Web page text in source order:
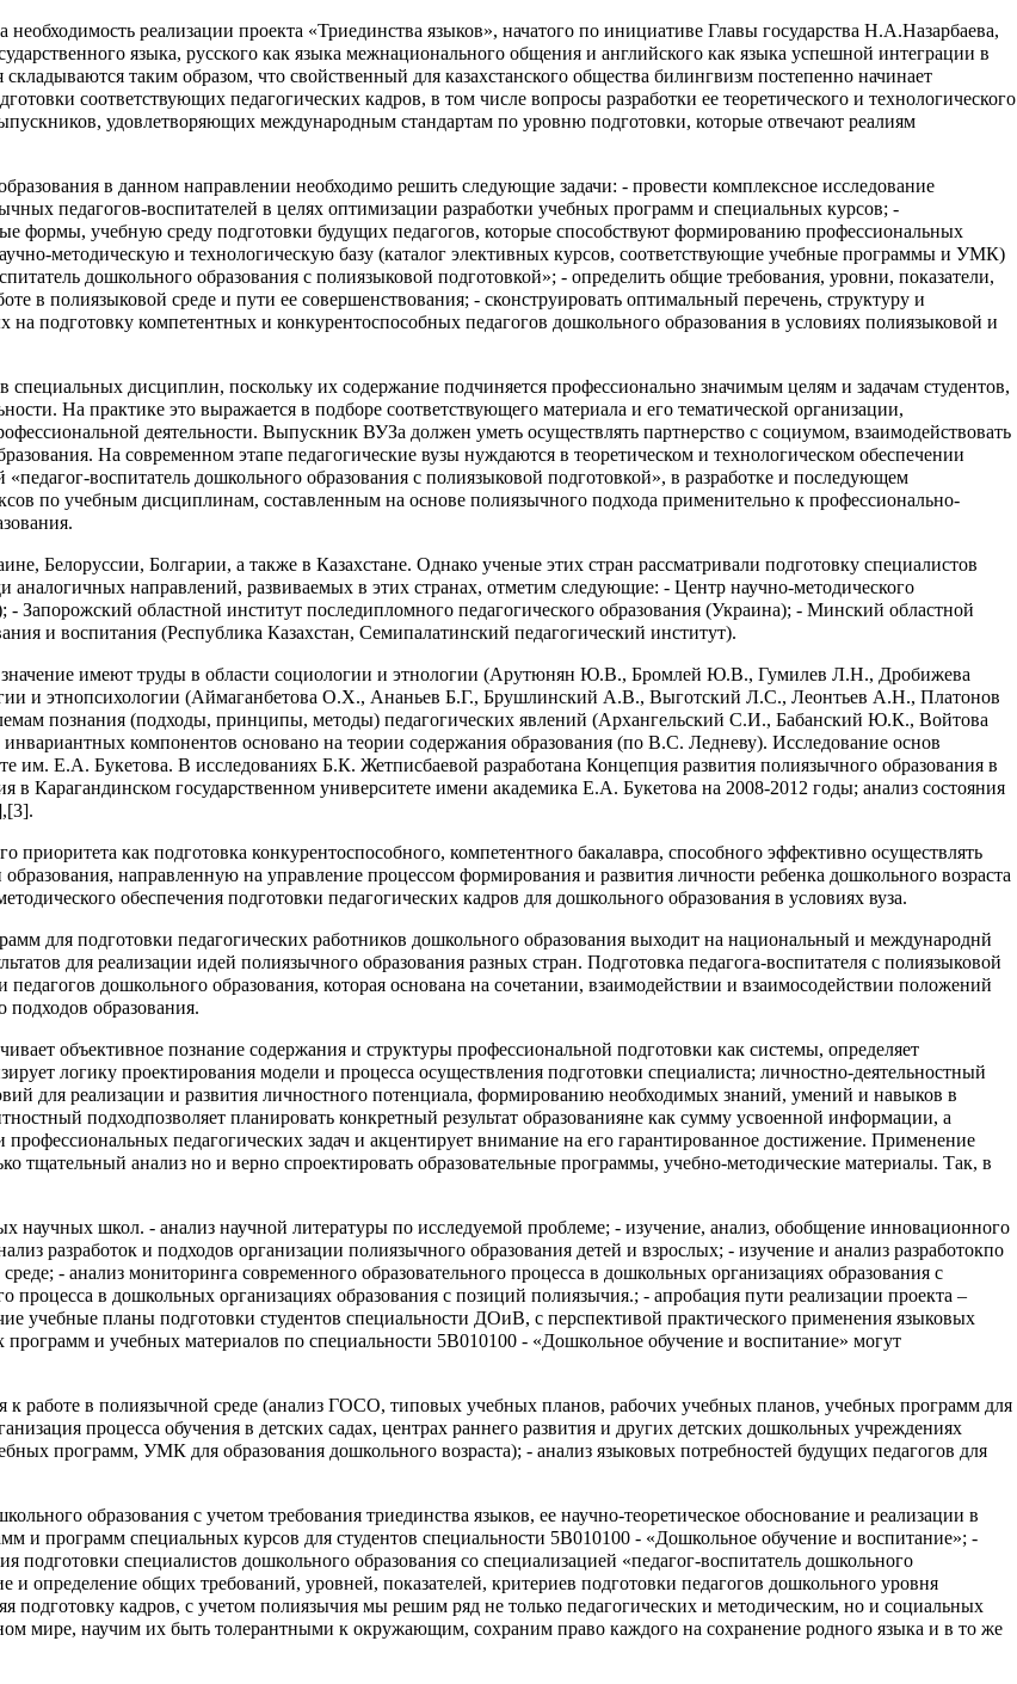
реализации проекта «Триединства языков», начатого по инициативе Главы государства Н.А.Назарбаева,
языка, русского как языка межнационального общения и английского как языка успешной интеграции в
таким образом, что свойственный для казахстанского общества билингвизм постепенно начинает
соответствующих педагогических кадров, в том числе вопросы разработки ее теоретического и технологического
удовлетворяющих международным стандартам по уровню подготовки, которые отвечают реалиям
в данном направлении необходимо решить следующие задачи: - провести комплексное исследование
педагогов-воспитателей в целях оптимизации разработки учебных программ и специальных курсов; -
формы, учебную среду подготовки будущих педагогов, которые способствуют формированию профессиональных
методическую и технологическую базу (каталог элективных курсов, соответствующие учебные программы и УМК)
дошкольного образования с полиязыковой подготовкой»; - определить общие требования, уровни, показатели,
в полиязыковой среде и пути ее совершенствования; - сконструировать оптимальный перечень, структуру и
подготовку компетентных и конкурентоспособных педагогов дошкольного образования в условиях полиязыковой и
специальных дисциплин, поскольку их содержание подчиняется профессионально значимым целям и задачам студентов,
На практике это выражается в подборе соответствующего материала и его тематической организации,
деятельности. Выпускник ВУЗа должен уметь осуществлять партнерство с социумом, взаимодействовать
На современном этапе педагогические вузы нуждаются в теоретическом и технологическом обеспечении
воспитатель дошкольного образования с полиязыковой подготовкой», в разработке и последующем
по учебным дисциплинам, составленным на основе полиязычного подхода применительно к профессионально-
Белоруссии, Болгарии, а также в Казахстане. Однако ученые этих стран рассматривали подготовку специалистов
аналогичных направлений, развиваемых в этих странах, отметим следующие: - Центр научно-методического
Запорожский областной институт последипломного педагогического образования (Украина); - Минский областной
и воспитания (Республика Казахстан, Семипалатинский педагогический институт).
значение имеют труды в области социологии и этнологии (Арутюнян Ю.В., Бромлей Ю.В., Гумилев Л.Н., Дробижева
и этнопсихологии (Аймаганбетова О.Х., Ананьев Б.Г., Брушлинский А.В., Выготский Л.С., Леонтьев А.Н., Платонов
познания (подходы, принципы, методы) педагогических явлений (Архангельский С.И., Бабанский Ю.К., Войтова
компонентов основано на теории содержания образования (по В.С. Ледневу). Исследование основ
им. Е.А. Букетова. В исследованиях Б.К. Жетписбаевой разработана Концепция развития полиязычного образования в
в Карагандинском государственном университете имени академика Е.А. Букетова на 2008-2012 годы; анализ состояния
приоритета как подготовка конкурентоспособного, компетентного бакалавра, способного эффективно осуществлять
направленную на управление процессом формирования и развития личности ребенка дошкольного возраста
обеспечения подготовки педагогических кадров для дошкольного образования в условиях вуза.
для подготовки педагогических работников дошкольного образования выходит на национальный и международнй
для реализации идей полиязычного образования разных стран. Подготовка педагога-воспитателя с полиязыковой
дошкольного образования, которая основана на сочетании, взаимодействии и взаимосодействии положений
подходов образования.
объективное познание содержания и структуры профессиональной подготовки как системы, определяет
логику проектирования модели и процесса осуществления подготовки специалиста; личностно-деятельностный
для реализации и развития личностного потенциала, формированию необходимых знаний, умений и навыков в
подходпозволяет планировать конкретный результат образованияне как сумму усвоенной информации, а
педагогических задач и акцентирует внимание на его гарантированное достижение. Применение
тщательный анализ но и верно спроектировать образовательные программы, учебно-методические материалы. Так, в
научных школ. - анализ научной литературы по исследуемой проблеме; - изучение, анализ, обобщение инновационного
разработок и подходов организации полиязычного образования детей и взрослых; - изучение и анализ разработокпо
- анализ мониторинга современного образовательного процесса в дошкольных организациях образования с
процесса в дошкольных организациях образования с позиций полиязычия.; - апробация пути реализации проекта –
планы подготовки студентов специальности ДОиВ, с перспективой практического применения языковых
и учебных материалов по специальности 5В010100 - «Дошкольное обучение и воспитание» могут
к работе в полиязычной среде (анализ ГОСО, типовых учебных планов, рабочих учебных планов, учебных программ для
процесса обучения в детских садах, центрах раннего развития и других детских дошкольных учреждениях
программ, УМК для образования дошкольного возраста); - анализ языковых потребностей будущих педагогов для
образования с учетом требования триединства языков, ее научно-теоретическое обоснование и реализации в
и программ специальных курсов для студентов специальности 5В010100 - «Дошкольное обучение и воспитание»; -
подготовки специалистов дошкольного образования со специализацией «педагог-воспитатель дошкольного
и определение общих требований, уровней, показателей, критериев подготовки педагогов дошкольного уровня
подготовку кадров, с учетом полиязычия мы решим ряд не только педагогических и методическим, но и социальных
мире, научим их быть толерантными к окружающим, сохраним право каждого на сохранение родного языка и в то же